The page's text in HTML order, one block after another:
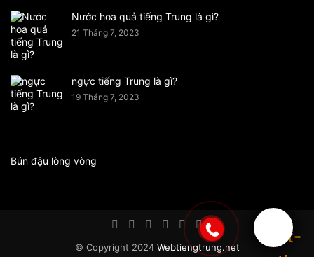
Nước hoa quả tiếng Trung là gì?
21 Tháng 7, 2023
ngực tiếng Trung là gì?
19 Tháng 7, 2023
Bún đậu lòng vòng
© Copyright 2024 Webtiengtrung.net